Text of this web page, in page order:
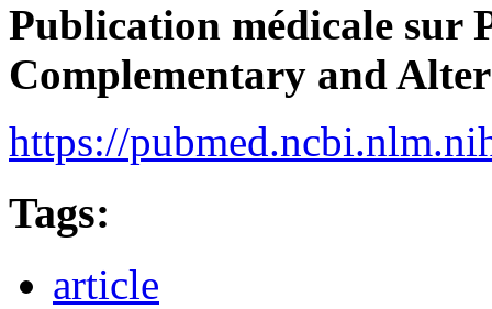
Publication médicale sur
Complementary and
https://
Tags:
article